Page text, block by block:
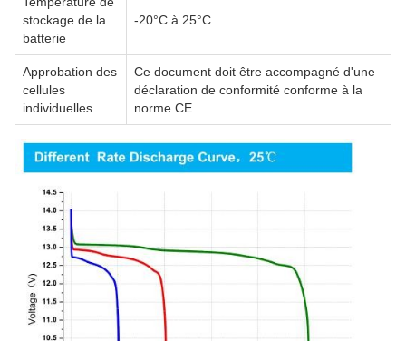
stockage de la
batterie
-20°C à 25°C
Approbation des
cellules
individuelles
Ce document doit être accompagné d'une
déclaration de conformité conforme à la
norme CE.